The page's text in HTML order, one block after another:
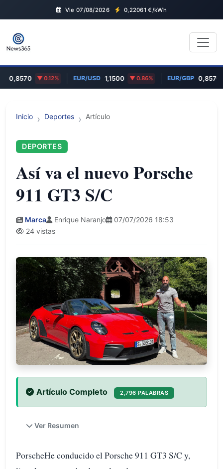
Vie 07/08/2026 0,22061 €/kWh
0,8570 0.12% EUR/USD 1,1500 0.86% EUR/GBP 0,8570
Inicio Deportes Artículo
DEPORTES
Así va el nuevo Porsche
911 GT3 S/C
Marca Enrique Naranjo
07/07/2026 18:53
24 vistas
Artículo Completo 2,796 PALABRAS
Ver Resumen
PorscheHe conducido el Porsche 911 GT3 S/C y,